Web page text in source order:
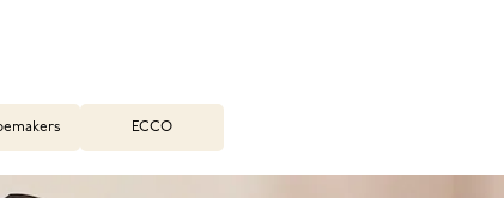
ECCO